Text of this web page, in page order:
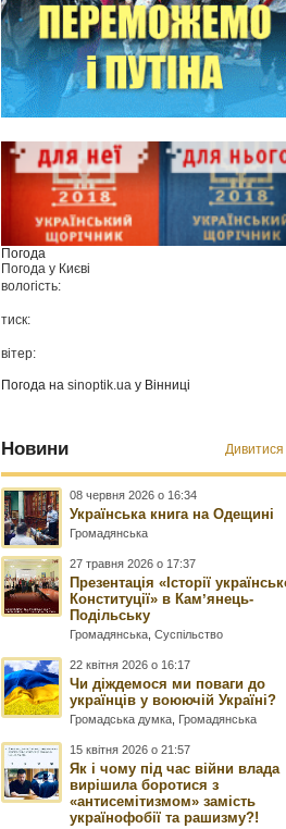
Погода
Погода у Києві
вологість:
тиск:
вітер:
Погода наsinoptik.ua у Вінниці
Новини Дивитися
08 червня 2026 о 16:34
Українська книга на Одещині
Громадянська
27 травня 2026 о 17:37
Презентація «Історії
Конституції» в Камʼянець-
Подільську
Громадянська ,Суспільство
22 квітня 2026 о 16:17
Чи діждемося ми поваги до
українців у воюючій Україні?
Громадська думка Громадянська
15 квітня 2026 о 21:57
Як і чому під час війни влада
вирішила боротися з
«антисемітизмом» замість
українофобії та рашизму?!